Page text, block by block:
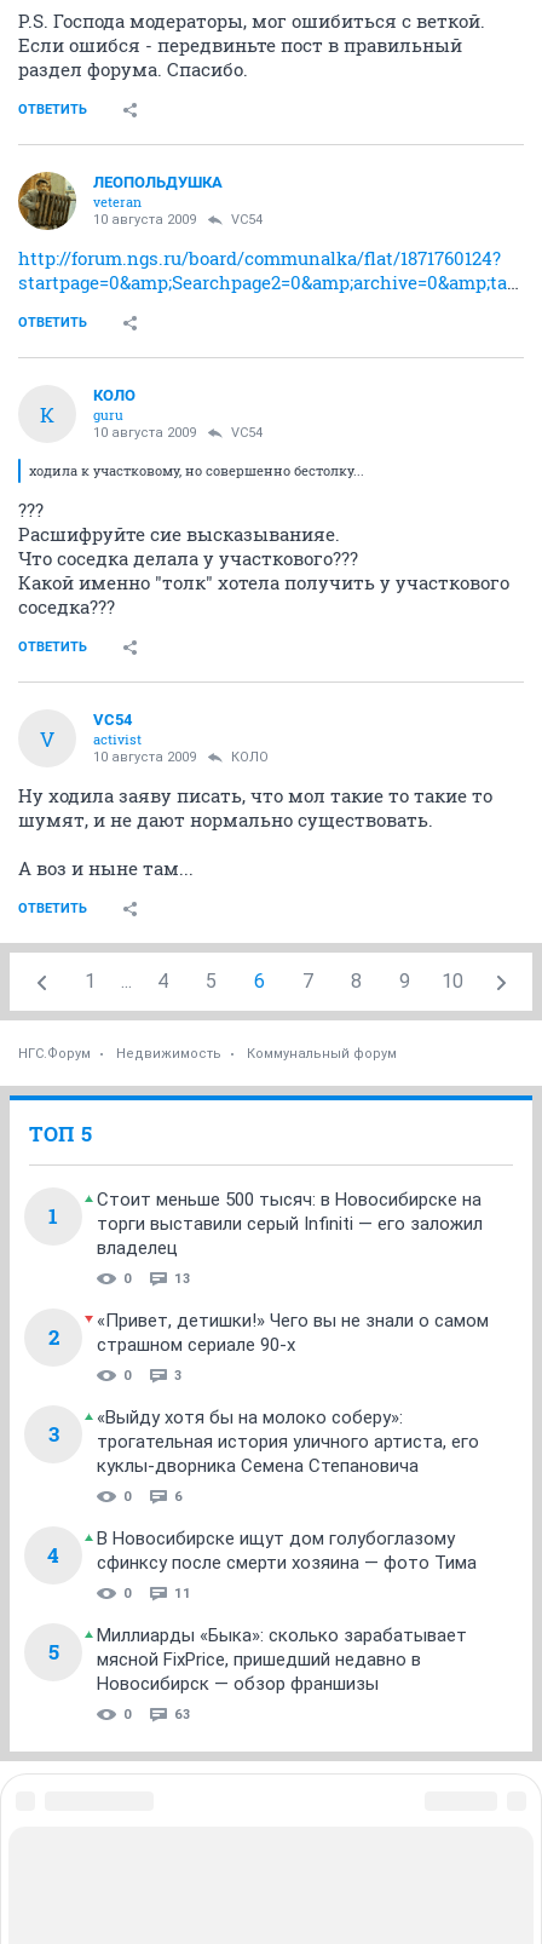
P.S. Господа модераторы, мог ошибиться с веткой.
Если ошибся - передвиньте пост в правильный
раздел форума. Спасибо.
ОТВЕТИТЬ
ЛЕОПОЛЬДУШКА
veteran
10 августа 2009 VC54
http://forum.ngs.ru/board/communalka/flat/1871760124?
startpage=0&amp;Searchpage2=0&amp;archive=0&amp;table=0&amp;page=&amp;view=&amp;sb=5&amp;o=&amp;fpart=1&amp;vc=1
ОТВЕТИТЬ
К
КОЛО
guru
10 августа 2009 VC54
ходила к участковому, но совершенно бестолку...
???
Расшифруйте сие высказыванияе.
Что соседка делала у участкового???
Какой именно "толк" хотела получить у участкового
соседка???
ОТВЕТИТЬ
V
VC54
activist
10 августа 2009 КОЛО
Ну ходила заяву писать, что мол такие то такие то
шумят, и не дают нормально существовать.
А воз и ныне там...
ОТВЕТИТЬ
1 ... 4 5 6 7 8 9 10
НГС.Форум Недвижимость Коммунальный форум
ТОП 5
1
Стоит меньше 500 тысяч: в Новосибирске на
торги выставили серый Infiniti — его заложил
владелец
0 13
2
«Привет, детишки!» Чего вы не знали о самом
страшном сериале 90-х
0 3
3
«Выйду хотя бы на молоко соберу»:
трогательная история уличного артиста, его
куклы-дворника Семена Степановича
0 6
4
В Новосибирске ищут дом голубоглазому
сфинксу после смерти хозяина — фото Тима
0 11
5
Миллиарды «Быка»: сколько зарабатывает
мясной FixPrice, пришедший недавно в
Новосибирск — обзор франшизы
0 63